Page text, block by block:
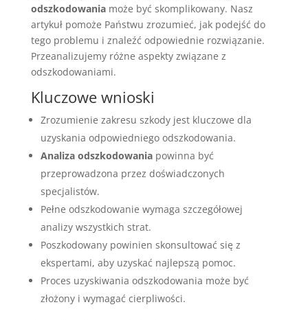
odszkodowaniamoże być skomplikowany. Nasz
artykuł pomoże Państwu zrozumieć, jak podejść do
tego problemu i znaleźć odpowiednie rozwiązanie.
Przeanalizujemy różne aspekty związane z
odszkodowaniami.
Kluczowe wnioski
Zrozumienie zakresu szkody jest kluczowe dla
uzyskania odpowiedniego odszkodowania.
Analiza odszkodowaniapowinna być
przeprowadzona przez doświadczonych
specjalistów.
Pełne odszkodowanie wymaga szczegółowej
analizy wszystkich strat.
Poszkodowany powinien skonsultować się z
ekspertami, aby uzyskać najlepszą pomoc.
Proces uzyskiwania odszkodowania może być
złożony i wymagać cierpliwości.